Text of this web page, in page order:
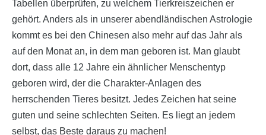
Tabellen überprüfen, zu welchem Tierkreiszeichen er
gehört. Anders als in unserer abendländischen Astrologie
kommt es bei den Chinesen also mehr auf das Jahr als
auf den Monat an, in dem man geboren ist. Man glaubt
dort, dass alle 12 Jahre ein ähnlicher Menschentyp
geboren wird, der die Charakter-Anlagen des
herrschenden Tieres besitzt. Jedes Zeichen hat seine
guten und seine schlechten Seiten. Es liegt an jedem
selbst, das Beste daraus zu machen!